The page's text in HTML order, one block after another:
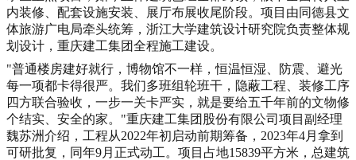
内装修、配套设施安装、展厅布展收尾阶段。项目由同德县文
体旅游广电局牵头统筹，浙江大学建筑设计研究院负责整体规
划设计，重庆建工集团全程施工建设。
"普通楼房建好就行，博物馆不一样，恒温恒湿、防震、避光
每一项都卡得很严。我们多班组轮班干，隐蔽工程、装修工序
四方联合验收，一步一关卡严实，就是要给五千年前的文物修
个结实、安全的家。"重庆建工集团股份有限公司项目副经理
魏苏洲介绍，工程从2022年初启动前期筹备，2023年4月拿到
可研批复，同年9月正式动工。项目占地15839平方米，总建筑